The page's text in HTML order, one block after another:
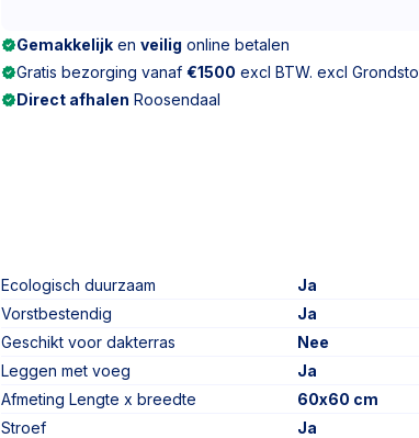
Gemakkelijk en veilig online betalen
Gratis bezorging vanaf €1500 excl BTW. excl
Direct afhalen Roosendaal
Ecologisch duurzaam
Ja
Vorstbestendig
Ja
Geschikt voor dakterras
Nee
Leggen met voeg
Ja
Afmeting Lengte x breedte
60x60 cm
Stroef
Ja